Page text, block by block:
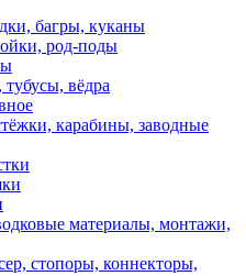
багры, куканы
род-поды
вёдра
карабины, заводные
материалы, монтажи,
стопоры, коннекторы,